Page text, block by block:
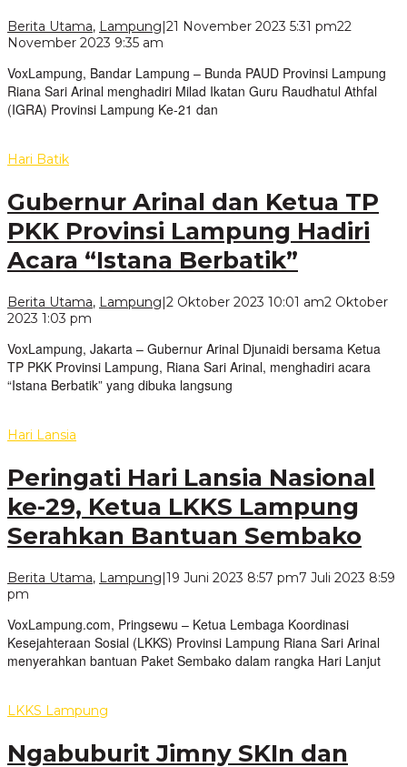
Berita Utama, Lampung|21 November 2023 5:31 pm22
November 2023 9:35 am
VoxLampung, Bandar Lampung – Bunda PAUD Provinsi Lampung
Riana Sari Arinal menghadiri Milad Ikatan Guru Raudhatul Athfal
(IGRA) Provinsi Lampung Ke-21 dan
Hari Batik
Gubernur Arinal dan Ketua TP
PKK Provinsi Lampung Hadiri
Acara “Istana Berbatik”
Berita Utama, Lampung|2 Oktober 2023 10:01 am2 Oktober
2023 1:03 pm
VoxLampung, Jakarta – Gubernur Arinal Djunaidi bersama Ketua
TP PKK Provinsi Lampung, Riana Sari Arinal, menghadiri acara
“Istana Berbatik” yang dibuka langsung
Hari Lansia
Peringati Hari Lansia Nasional
ke-29, Ketua LKKS Lampung
Serahkan Bantuan Sembako
Berita Utama, Lampung|19 Juni 2023 8:57 pm7 Juli 2023 8:59
pm
VoxLampung.com, Pringsewu – Ketua Lembaga Koordinasi
Kesejahteraan Sosial (LKKS) Provinsi Lampung Riana Sari Arinal
menyerahkan bantuan Paket Sembako dalam rangka Hari Lanjut
LKKS Lampung
Ngabuburit Jimny SKIn dan